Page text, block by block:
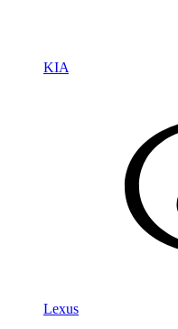
KIA
Lexus